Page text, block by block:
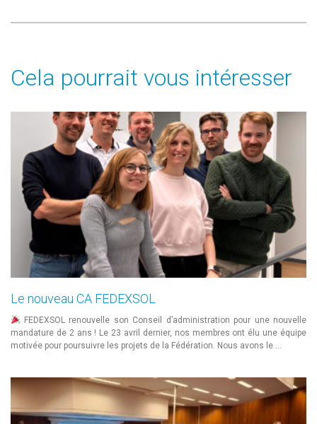
Cela pourrait vous intéresser
Le nouveau CA FEDEXSOL
FEDEXSOL renouvelle son Conseil d’administration pour une nouvelle
mandature de 2 ans ! Le 23 avril dernier, nos membres ont élu une équipe
motivée pour poursuivre les projets de la Fédération. Nous avons le …